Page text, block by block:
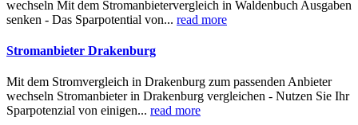
wechseln Mit dem Stromanbietervergleich in Waldenbuch Ausgaben
senken - Das Sparpotential von... read more
Stromanbieter Drakenburg
Mit dem Stromvergleich in Drakenburg zum passenden Anbieter
wechseln Stromanbieter in Drakenburg vergleichen - Nutzen Sie Ihr
Sparpotenzial von einigen... read more